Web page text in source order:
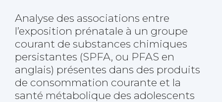
Analyse des associations entre
l’exposition prénatale à un groupe
courant de substances chimiques
persistantes (SPFA, ou PFAS en
anglais) présentes dans des produits
de consommation courante et la
santé métabolique des adolescents